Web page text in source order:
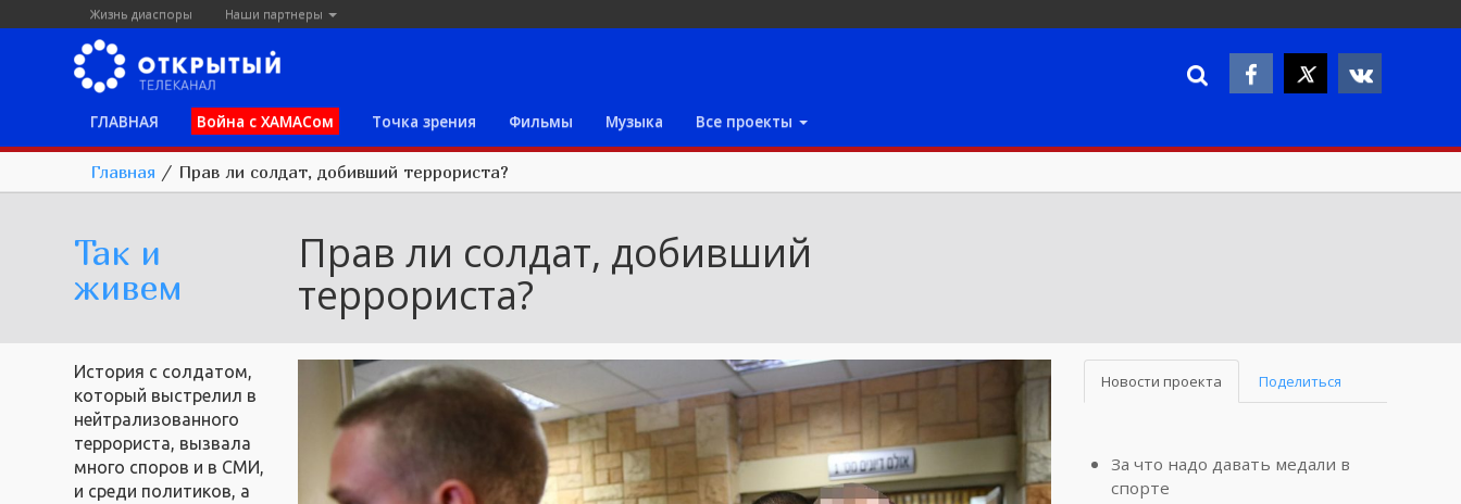
Жизнь диаспоры Наши партнеры
ГЛАВНАЯ Война с ХАМАСом Точка зрения Фильмы Музыка Все проекты
Главная / Прав ли солдат, добивший террориста?
Так и
живем
Прав ли солдат, добивший
террориста?
История с солдатом,
который выстрелил в
нейтрализованного
террориста, вызвала
много споров и в СМИ,
и среди политиков, а
Новости проекта Поделиться
За что надо давать медали в
спорте